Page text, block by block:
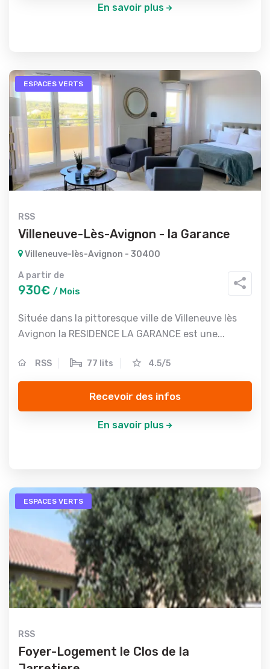
En savoir plus
ESPACES VERTS
RSS
Villeneuve-Lès-Avignon - la Garance
Villeneuve-lès-Avignon - 30400
A partir de
930€ / Mois
Située dans la pittoresque ville de Villeneuve lès
Avignon la RESIDENCE LA GARANCE est une...
RSS 77 lits 4.5/5
Recevoir des infos
En savoir plus
ESPACES VERTS
RSS
Foyer-Logement le Clos de la